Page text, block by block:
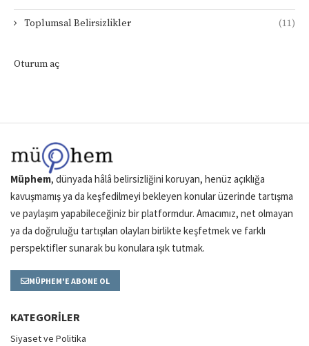
Toplumsal Belirsizlikler (11)
Oturum aç
Müphem, dünyada hâlâ belirsizliğini koruyan, henüz açıklığa
kavuşmamış ya da keşfedilmeyi bekleyen konular üzerinde tartışma
ve paylaşım yapabileceğiniz bir platformdur. Amacımız, net olmayan
ya da doğruluğu tartışılan olayları birlikte keşfetmek ve farklı
perspektifler sunarak bu konulara ışık tutmak.
MÜPHEM'E ABONE OL
KATEGORILER
Siyaset ve Politika